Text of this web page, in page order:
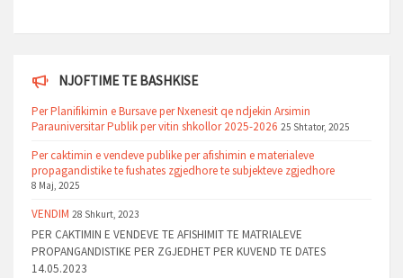
NJOFTIME TE BASHKISE
Per Planifikimin e Bursave per Nxenesit qe ndjekin Arsimin
Parauniversitar Publik per vitin shkollor 2025-2026 25 Shtator, 2025
Per caktimin e vendeve publike per afishimin e materialeve
propagandistike te fushates zgjedhore te subjekteve zgjedhore
8 Maj, 2025
VENDIM 28 Shkurt, 2023
PER CAKTIMIN E VENDEVE TE AFISHIMIT TE MATRIALEVE
PROPANGANDISTIKE PER ZGJEDHET PER KUVEND TE DATES
14.05.2023